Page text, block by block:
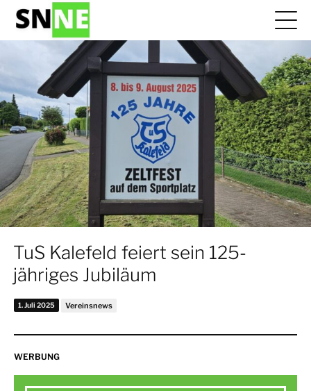
TuS Kalefeld feiert sein 125-
jähriges Jubiläum
1. Juli 2025 Vereinsnews
WERBUNG